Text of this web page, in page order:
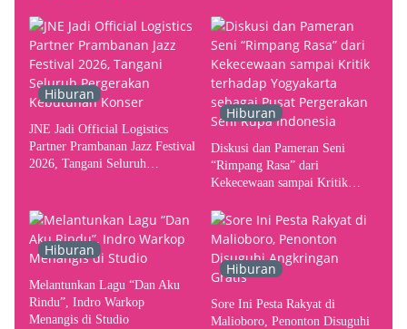
Hiburan
JNE Jadi Official Logistics
Partner Prambanan Jazz Festival
2026, Tangani Seluruh
Hiburan
Diskusi dan Pameran Seni
“Rimpang Rasa” dari
Kekecewaan sampai Kritik
Pusat Pergerakan Seni Rupa
Indonesia
Hiburan
Melantunkan Lagu “Dan Aku
Rindu”, Indro Warkop
Menangis di Studio
Hiburan
Sore Ini Pesta Rakyat di
Malioboro, Penonton Disuguhi